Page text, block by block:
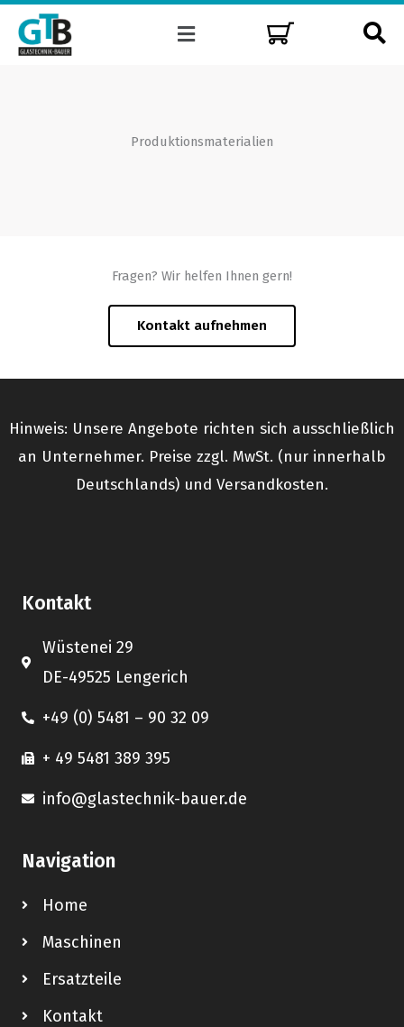
Inhalt
springen
Menü
Produktionsmaterialien
Fragen? Wir helfen Ihnen gern!
Kontakt aufnehmen
Hinweis: Unsere Angebote richten sich ausschließlich
an Unternehmer. Preise zzgl. MwSt. (nur innerhalb
Deutschlands) und Versandkosten.
Kontakt
Wüstenei 29
DE-49525 Lengerich
+49 (0) 5481 – 90 32 09
+ 49 5481 389 395
info@glastechnik-bauer.de
Navigation
Home
Maschinen
Ersatzteile
Kontakt